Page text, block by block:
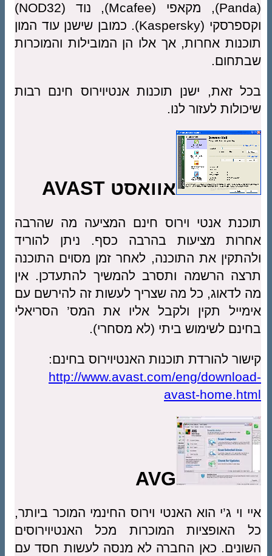
(Panda), מקאפי (Mcafee), נוד (NOD32)
וקספרסקי (Kaspersky). כמובן שישנן עוד המון
אחרות, אך אלו הן המובילות והמוכרות
זאת, ישנן תוכנות אנטיוירוס חינם רבות
לעזור לנו.
אוואסט AVAST
אנטי וירוס חינם המציעה מה שהרבה
מציעות בהרבה כסף. ניתן להוריד
את התוכנה, לאחר זמן מסוים התוכנה
הרשמה ותסרב להמשיך להתעדכן. אין
לדאוג, כל מה שצריך לעשות זה להירשם עם
תקין ולקבל אליו את המס’ הסריאלי
לשימוש ביתי (לא מסחרי).
להורדת תוכנות האנטיוירוס בחינם:
http://www.avast.com/eng/
avast-
AVG
וי ג’י הוא האנטי וירוס החינמי המוכר ביותר,
האופציות המוכרות מכל האנטיוירוסים
כאן החברה לא מנסה לעשות חסד עם